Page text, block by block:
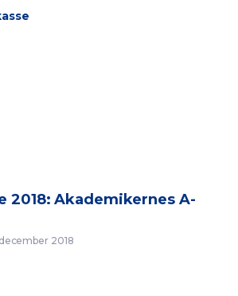
2018: Akademikernes A-
2018